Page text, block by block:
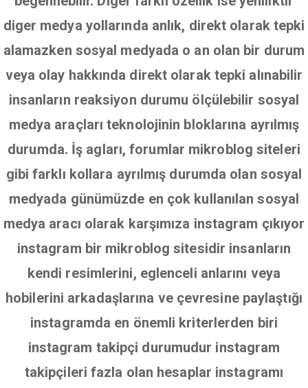
diger medya yollarında anlık, direkt olarak tepki
alamazken sosyal medyada o an olan bir durum
veya olay hakkında direkt olarak tepki alınabilir
insanların reaksiyon durumu ölçülebilir sosyal
medya araçları teknolojinin bloklarına ayrılmış
durumda. İş agları, forumlar mikroblog siteleri
gibi farklı kollara ayrılmış durumda olan sosyal
medyada günümüzde en çok kullanılan sosyal
medya aracı olarak karşımıza instagram çıkıyor
instagram bir mikroblog sitesidir insanların
kendi resimlerini, eglenceli anlarını veya
hobilerini arkadaşlarına ve çevresine paylaştığı
instagramda en önemli kriterlerden biri
instagram takipçi durumudur instagram
takipçileri fazla olan hesaplar instagramı